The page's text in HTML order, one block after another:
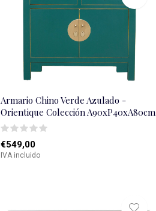
Armario Chino Verde Azulado -
Orientique Colección A90xP40xA80cm
€549,00
IVA incluido